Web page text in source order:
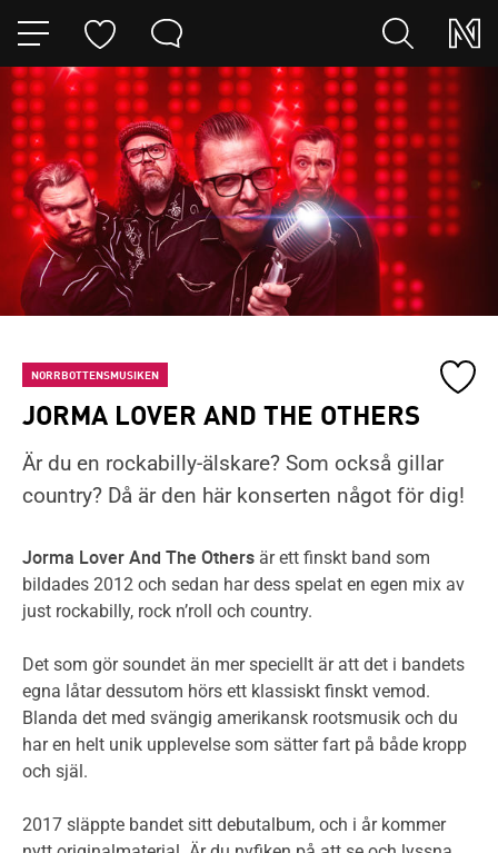
HOPPA TILL NAVIGERINGEN
HOPPA TILL INNEHÅLLET
NORRBOTTENSMUSIKEN
JORMA LOVER AND THE OTHERS
Lägg
till
har
nu
sparade
konserter
Är du en rockabilly-älskare? Som också gillar
country? Då är den här konserten något för dig!
Jorma Lover And The Others är ett finskt band som
bildades 2012 och sedan har dess spelat en egen mix av
just rockabilly, rock n’roll och country.
Det som gör soundet än mer speciellt är att det i bandets
egna låtar dessutom hörs ett klassiskt finskt vemod.
Blanda det med svängig amerikansk rootsmusik och du
har en helt unik upplevelse som sätter fart på både kropp
och själ.
2017 släppte bandet sitt debutalbum, och i år kommer